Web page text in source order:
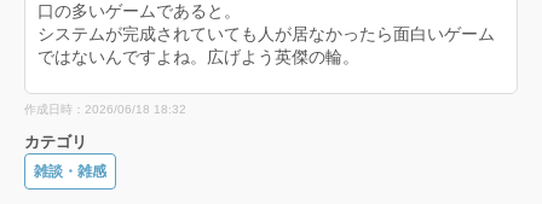
口の多いゲームであると。
システムが完成されていても人が居なかったら面白いゲーム
ではないんですよね。広げよう英傑の輪。
作成日時：2026/06/18 18:32
カテゴリ
雑談・雑感